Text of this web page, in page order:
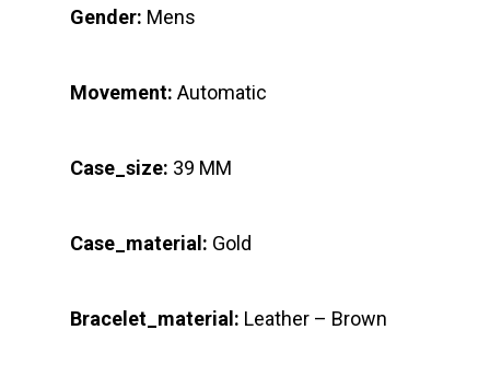
Gender: Mens
Movement: Automatic
Case_size: 39 MM
Case_material: Gold
Bracelet_material: Leather – Brown